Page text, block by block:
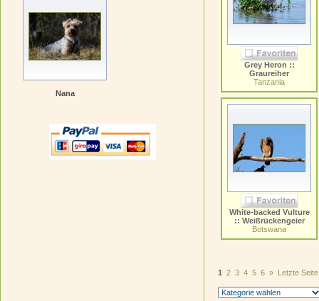
Nana
Grey Heron ::
Graureiher
Tanzania
White-backed Vulture
:: Weißrückengeier
Botswana
1 2 3 4 5 6 » Letzte